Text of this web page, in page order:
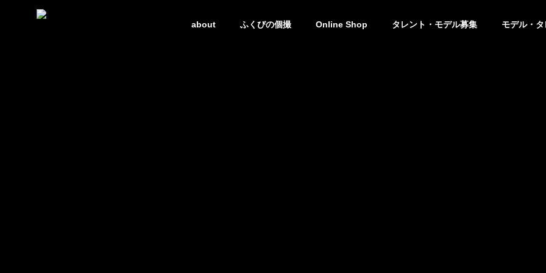
about ふくびの個撮 Online Shop タレント・モデル募集 モデル・タ